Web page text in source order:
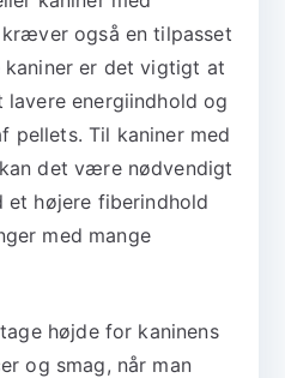
også en tilpasset
er det vigtigt at
energiindhold og
pellets. Til kaniner med
det være nødvendigt
højere fiberindhold
med mange
højde for kaninens
og smag, når man